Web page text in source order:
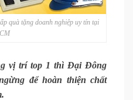
quà tặng doanh nghiệp uy tín tại
vị trí top 1 thì Đại Đông
để hoàn thiện chất